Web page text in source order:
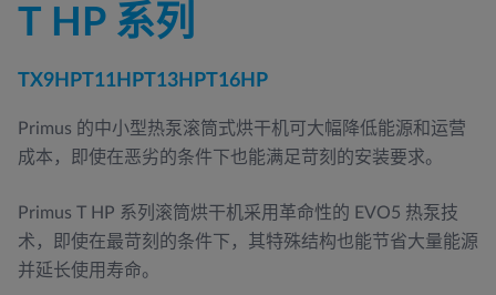
T HP 系列
TX9HPT11HPT13HPT16HP
Primus 的中小型热泵滚筒式烘干机可大幅降低能源和运营
成本，即使在恶劣的条件下也能满足苛刻的安装要求。
Primus T HP 系列滚筒烘干机采用革命性的 EVO5 热泵技
术，即使在最苛刻的条件下，其特殊结构也能节省大量能源
并延长使用寿命。